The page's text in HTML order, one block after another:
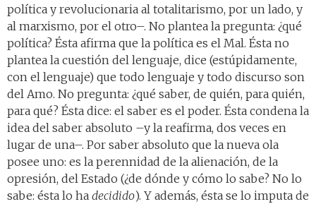
política y revolucionaria al totalitarismo, por un lado, y
al marxismo, por el otro–. No plantea la pregunta: ¿qué
política? Ésta afirma que la política es el Mal. Ésta no
plantea la cuestión del lenguaje, dice (estúpidamente,
con el lenguaje) que todo lenguaje y todo discurso son
del Amo. No pregunta: ¿qué saber, de quién, para quién,
para qué? Ésta dice: el saber es el poder. Ésta condena la
idea del saber absoluto –y la reafirma, dos veces en
lugar de una–. Por saber absoluto que la nueva ola
posee uno: es la perennidad de la alienación, de la
opresión, del Estado (¿de dónde y cómo lo sabe? No lo
sabe: ésta lo ha decidido). Y además, ésta se lo imputa de